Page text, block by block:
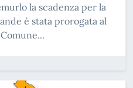
la scadenza per la
è stata prorogata al